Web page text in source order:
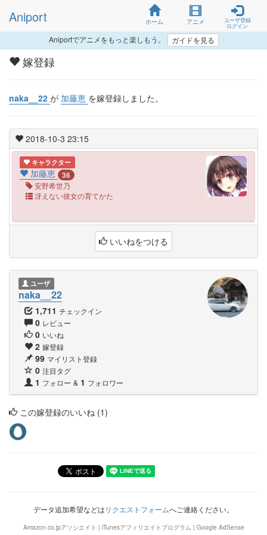
Aniport ホーム アニメ
ユーザ登録
ログイン
Aniportでアニメをもっと楽しもう。 ガイドを見る
嫁登録
naka__22 が 加藤恵 を嫁登録しました。
2018-10-3 23:15
キャラクター
加藤恵 36
安野希世乃
冴えない彼女の育てかた
いいねをつける
ユーザ
naka__22
1,711 チェックイン
0 レビュー
0 いいね
2 嫁登録
99 マイリスト登録
0 注目タグ
1 フォロー & 1 フォロワー
この嫁登録のいいね (1)
データ追加希望などはリクエストフォームへご連絡ください。
Amazon.co.jpアソシエイト | iTunesアフィリエイトプログラム | Google AdSense